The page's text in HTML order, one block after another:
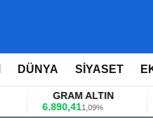
DÜNYA SİYASET
GRAM ALTIN
6.890,411,09%